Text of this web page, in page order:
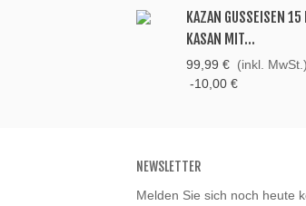
KAZAN GUSSEISEN 15
KASAN MIT...
99,99 € (inkl. MwSt.)
-10,00 €
NEWSLETTER
Melden Sie sich noch heute